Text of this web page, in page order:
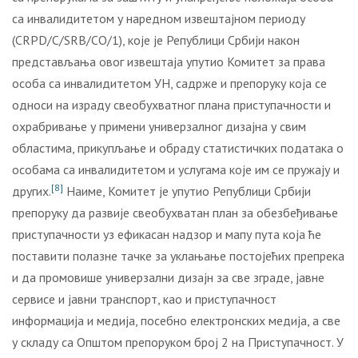
са инвалидитетом у наредном извештајном периоду
(CRPD/C/SRB/CO/1), које је Републици Србији након
представљања овог извештаја упутио Комитет за права
особа са инвалидитетом УН, садрже и препоруку која се
односи на израду свеобухватног плана приступачности и
охрабривање у примени универзалног дизајна у свим
областима, прикупљање и обраду статистичких података о
особама са инвалидитетом и услугама које им се пружају и
других.[8] Наиме, Комитет је упутио Републици Србији
препоруку да развије свеобухватан план за обезбеђивање
приступачности уз ефикасан надзор и мапу пута која ће
поставити полазне тачке за уклањање постојећих препрека
и да промовише универзални дизајн за све зграде, јавне
сервисе и јавни транспорт, као и приступачност
информација и медија, посебно електронских медија, а све
у складу са Општом препоруком број 2 на Приступачност. У